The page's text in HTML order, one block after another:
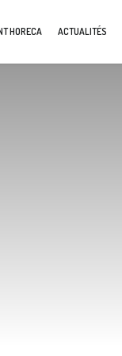
HORECA ACTUALITÉS